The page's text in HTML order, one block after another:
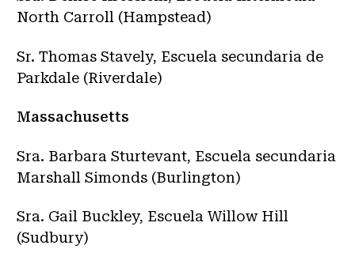
North Carroll (Hampstead)
Sr. Thomas Stavely, Escuela secundaria de
Parkdale (Riverdale)
Massachusetts
Sra. Barbara Sturtevant, Escuela secundaria
Marshall Simonds (Burlington)
Sra. Gail Buckley, Escuela Willow Hill
(Sudbury)